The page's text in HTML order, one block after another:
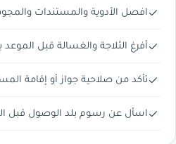
افصل الأدوية والمستندات
أفرغ الثلاجة والغسالة قبل الموعد
تأكد من صلاحية جواز أو إقامة
اسأل عن رسوم بلد الوصول قبل